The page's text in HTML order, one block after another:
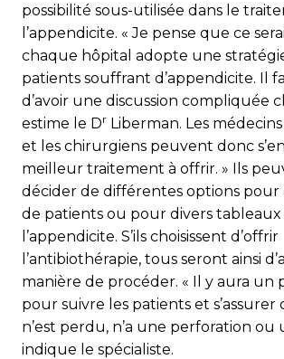
possibilité sous-utilisée dans le
l’appendicite. « Je pense que ce
chaque hôpital adopte une
patients souffrant d’appendicite. Il
d’avoir une discussion compliquée
estime le Dr Liberman. Les
et les chirurgiens peuvent donc
meilleur traitement à offrir. » Ils
décider de différentes options pour
de patients ou pour divers tableaux
l’appendicite. S’ils choisissent d’offrir
l’antibiothérapie, tous seront ainsi
manière de procéder. « Il y aura un
pour suivre les patients et s’assurer
n’est perdu, n’a une perforation ou
indique le spécialiste.